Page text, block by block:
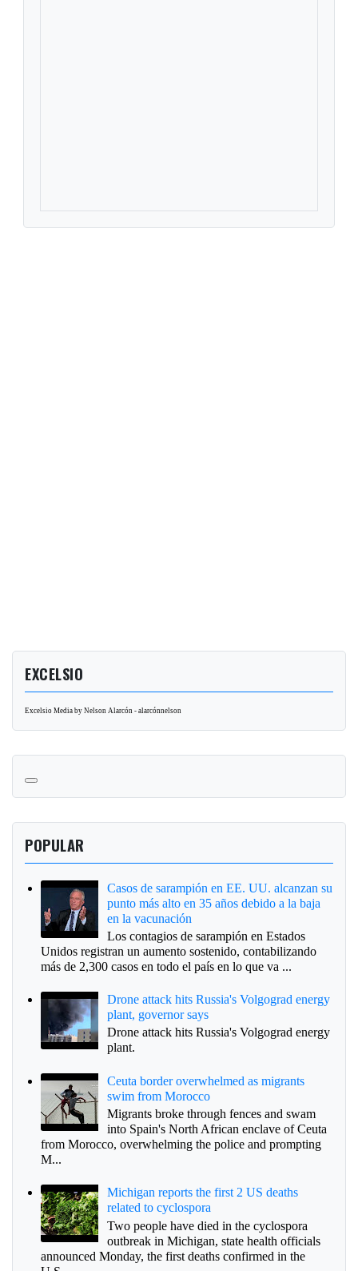
EXCELSIO
Excelsio Media by Nelson Alarcón - alarcónnelson
POPULAR
Casos de sarampión en EE. UU. alcanzan su
punto más alto en 35 años debido a la baja
en la vacunación
Los contagios de sarampión en Estados
Unidos registran un aumento sostenido, contabilizando
más de 2,300 casos en todo el país en lo que va ...
Drone attack hits Russia's Volgograd energy
plant, governor says
Drone attack hits Russia's Volgograd energy
plant.
Ceuta border overwhelmed as migrants
swim from Morocco
Migrants broke through fences and swam
into Spain's North African enclave of Ceuta
from Morocco, overwhelming the police and prompting
M...
Michigan reports the first 2 US deaths
related to cyclospora
Two people have died in the cyclospora
outbreak in Michigan, state health officials
announced Monday, the first deaths confirmed in the